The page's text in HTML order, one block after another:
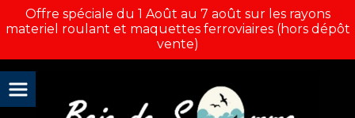
Offre spéciale du 1 Août au 7 août sur les rayons
materiel roulant et maquettes ferroviaires (hors dépôt
vente)
Panneau de gestion des cookies